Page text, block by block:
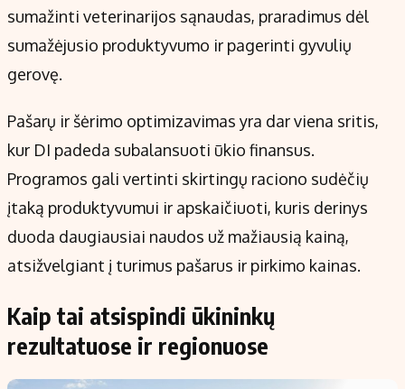
sumažinti veterinarijos sąnaudas, praradimus dėl
sumažėjusio produktyvumo ir pagerinti gyvulių
gerovę.
Pašarų ir šėrimo optimizavimas yra dar viena sritis,
kur DI padeda subalansuoti ūkio finansus.
Programos gali vertinti skirtingų raciono sudėčių
įtaką produktyvumui ir apskaičiuoti, kuris derinys
duoda daugiausiai naudos už mažiausią kainą,
atsižvelgiant į turimus pašarus ir pirkimo kainas.
Kaip tai atsispindi ūkininkų
rezultatuose ir regionuose